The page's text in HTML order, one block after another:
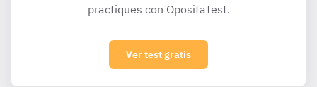
practiques con OpositaTest.
Ver test gratis